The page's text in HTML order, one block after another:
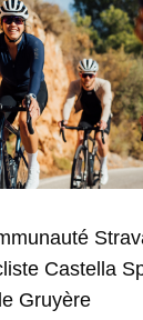
Castella
Gruyère